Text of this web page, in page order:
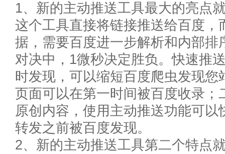
1、新的主动推送工具最大的亮点
这个工具直接将链接推送给百度
据，需要百度进一步解析和内部
对决中，1微秒决定胜负。快速推
时发现，可以缩短百度爬虫发现
页面可以在第一时间被百度收录
原创内容，使用主动推送功能可
转发之前被百度发现。
2、新的主动推送工具第二个特点